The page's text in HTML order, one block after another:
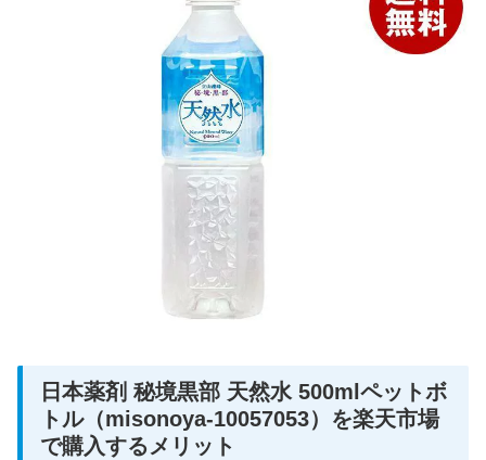
日本薬剤 秘境黒部 天然水 500mlペットボ
トル（misonoya-10057053）を楽天市場
で購入するメリット